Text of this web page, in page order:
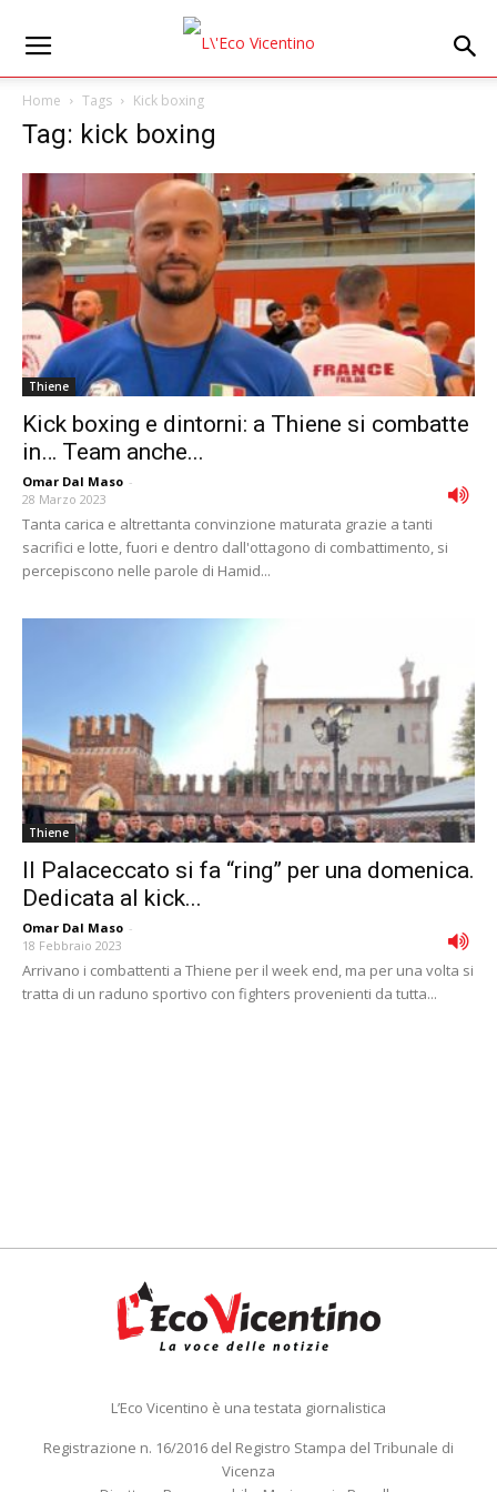
Home Tags Kick boxing
Tag: kick boxing
Thiene
Kick boxing e dintorni: a Thiene si combatte
in… Team anche...
Omar Dal Maso -
28 Marzo 2023
Tanta carica e altrettanta convinzione maturata grazie a tanti
sacrifici e lotte, fuori e dentro dall'ottagono di combattimento, si
percepiscono nelle parole di Hamid...
Thiene
Il Palaceccato si fa “ring” per una domenica.
Dedicata al kick...
Omar Dal Maso -
18 Febbraio 2023
Arrivano i combattenti a Thiene per il week end, ma per una volta si
tratta di un raduno sportivo con fighters provenienti da tutta...
L’Eco Vicentino è una testata giornalistica
Registrazione n. 16/2016 del Registro Stampa del Tribunale di
Vicenza